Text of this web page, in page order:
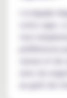
L'e-liquide
votre vape.
saveur et
avec du
au goût de